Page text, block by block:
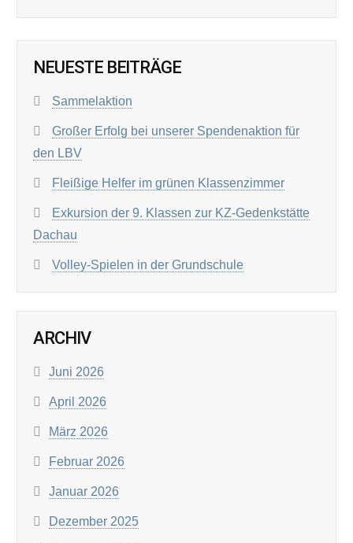
NEUESTE BEITRÄGE
Sammelaktion
Großer Erfolg bei unserer Spendenaktion für
den LBV
Fleißige Helfer im grünen Klassenzimmer
Exkursion der 9. Klassen zur KZ-Gedenkstätte
Dachau
Volley-Spielen in der Grundschule
ARCHIV
Juni 2026
April 2026
März 2026
Februar 2026
Januar 2026
Dezember 2025